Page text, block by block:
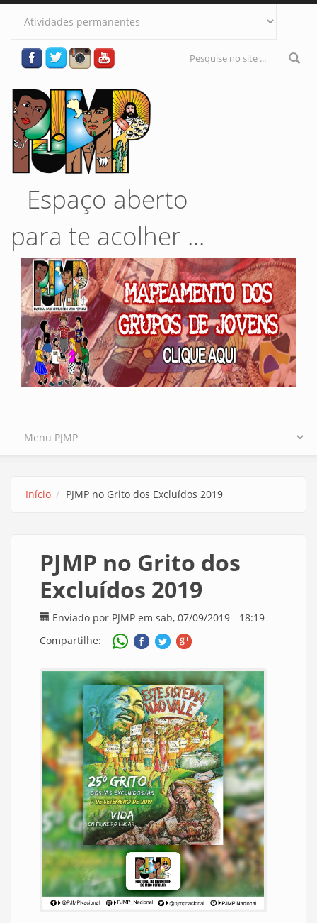
Pular para o conteúdo principal
Formulário
Espaço aberto
para te acolher ...
Início PJMP no Grito dos Excluídos 2019
PJMP no Grito dos
Excluídos 2019
Enviado por PJMP em sab, 07/09/2019 - 18:19
Compartilhe: